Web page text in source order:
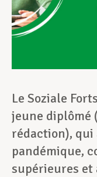
Actualités
Le Soziale
jeune diplômé
rédaction),
pandémique,
supérieures